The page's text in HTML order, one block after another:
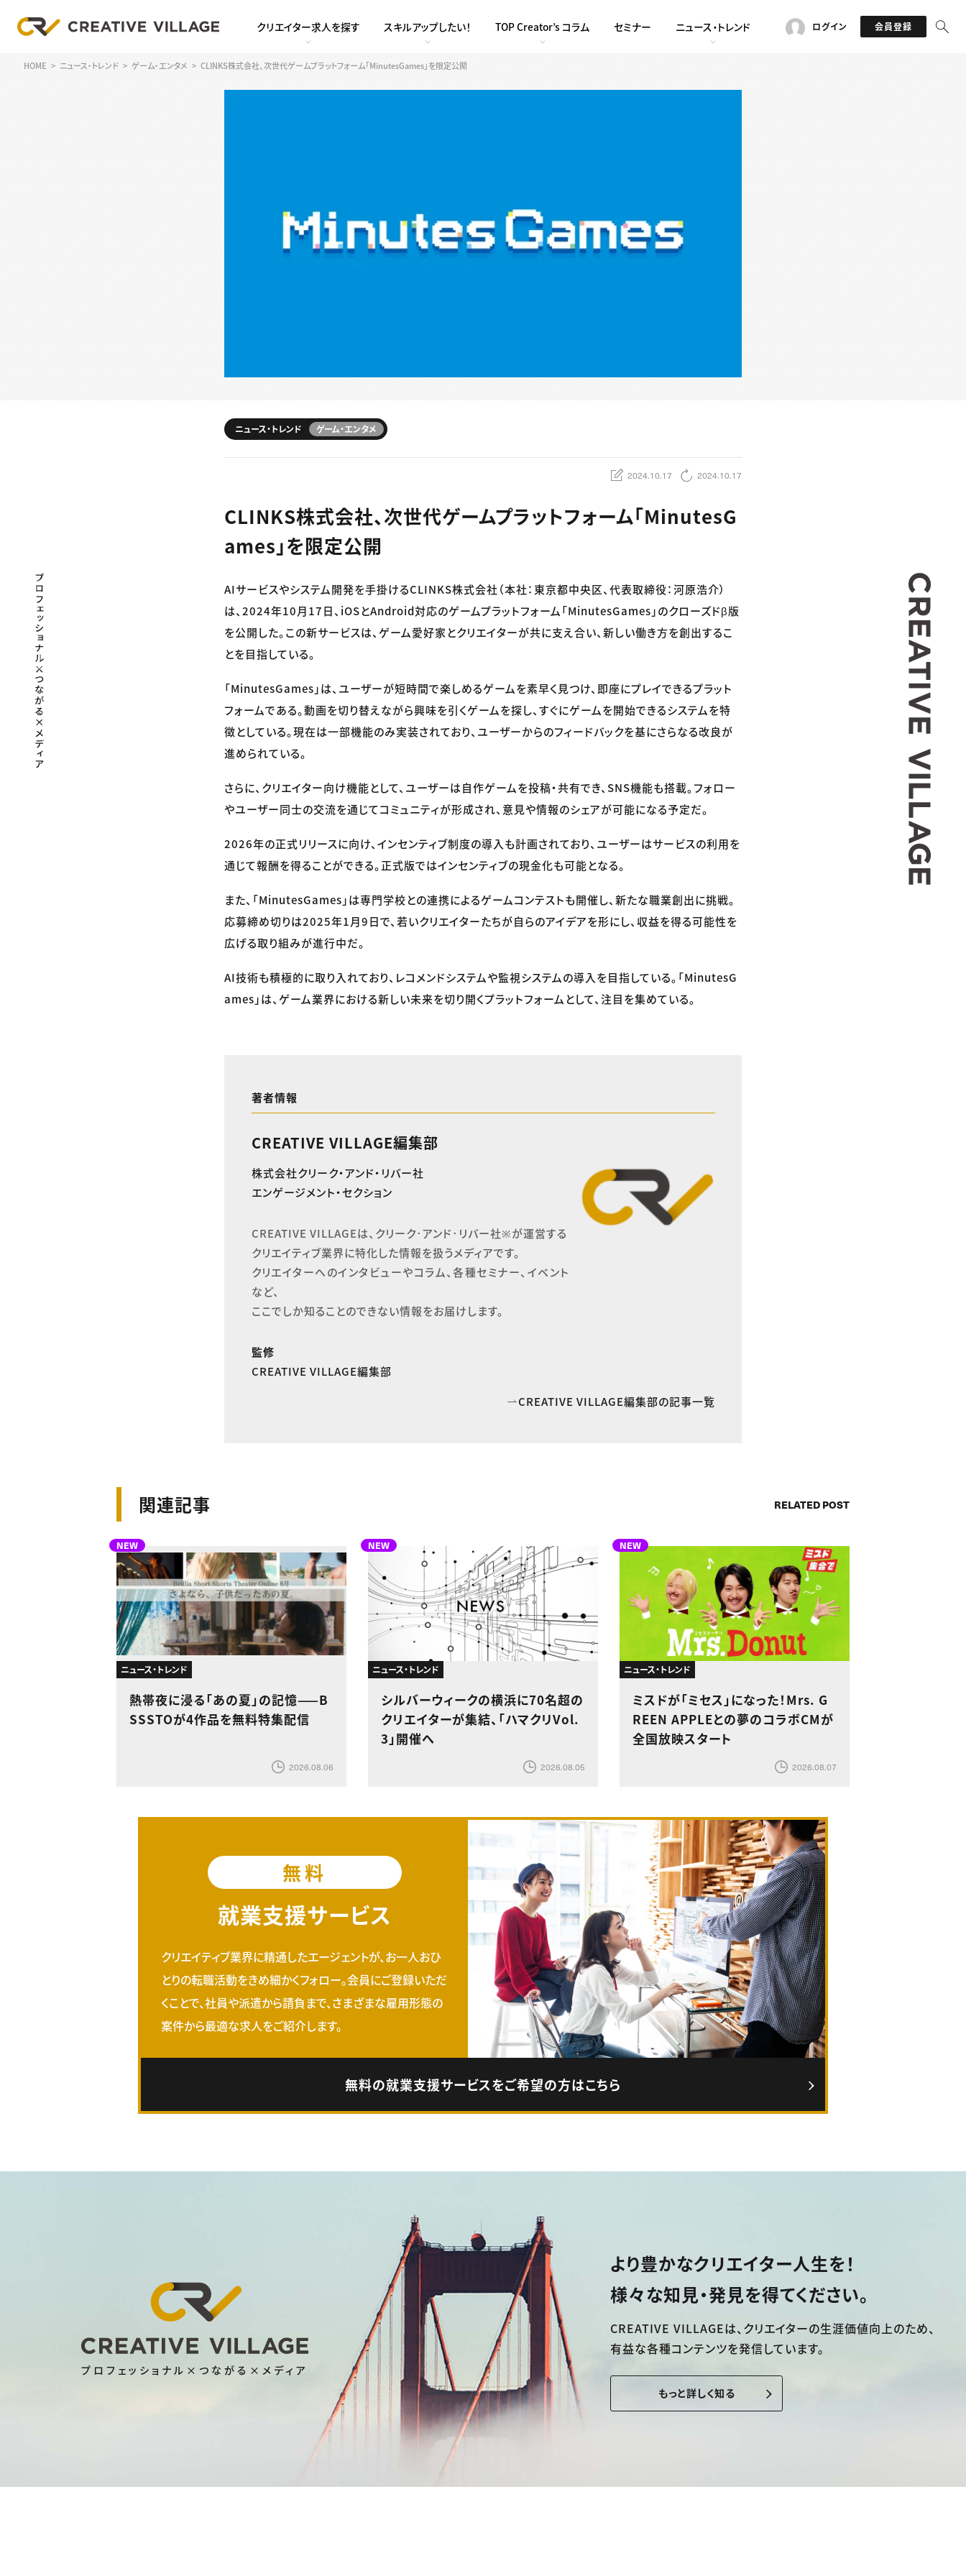
クリエイター求人を探す スキルアップしたい！ TOP Creator’s コラム セミナー ニュース・トレンド ログイン 会員登録
HOME ニュース・トレンド ゲーム・エンタメ CLINKS株式会社、次世代ゲームプラットフォーム「MinutesGames」を限定公開
ニュース・トレンド ゲーム・エンタメ
2024.10.17 2024.10.17
CLINKS株式会社、次世代ゲームプラットフォーム「MinutesG
ames」を限定公開
AIサービスやシステム開発を手掛けるCLINKS株式会社（本社：東京都中央区、代表取締役：河原浩介）
は、2024年10月17日、iOSとAndroid対応のゲームプラットフォーム「MinutesGames」のクローズドβ版
を公開した。この新サービスは、ゲーム愛好家とクリエイターが共に支え合い、新しい働き方を創出するこ
とを目指している。
「MinutesGames」は、ユーザーが短時間で楽しめるゲームを素早く見つけ、即座にプレイできるプラット
フォームである。動画を切り替えながら興味を引くゲームを探し、すぐにゲームを開始できるシステムを特
徴としている。現在は一部機能のみ実装されており、ユーザーからのフィードバックを基にさらなる改良が
進められている。
さらに、クリエイター向け機能として、ユーザーは自作ゲームを投稿・共有でき、SNS機能も搭載。フォロー
やユーザー同士の交流を通じてコミュニティが形成され、意見や情報のシェアが可能になる予定だ。
2026年の正式リリースに向け、インセンティブ制度の導入も計画されており、ユーザーはサービスの利用を
通じて報酬を得ることができる。正式版ではインセンティブの現金化も可能となる。
また、「MinutesGames」は専門学校との連携によるゲームコンテストも開催し、新たな職業創出に挑戦。
応募締め切りは2025年1月9日で、若いクリエイターたちが自らのアイデアを形にし、収益を得る可能性を
広げる取り組みが進行中だ。
AI技術も積極的に取り入れており、レコメンドシステムや監視システムの導入を目指している。「MinutesG
ames」は、ゲーム業界における新しい未来を切り開くプラットフォームとして、注目を集めている。
著者情報
CREATIVE VILLAGE編集部
株式会社クリーク・アンド・リバー社
エンゲージメント・セクション
CREATIVE VILLAGEは、クリーク･アンド･リバー社※が運営する
クリエイティブ業界に特化した情報を扱うメディアです。
クリエイターへのインタビューやコラム、各種セミナー、イベント
など、
ここでしか知ることのできない情報をお届けします。
監修
CREATIVE VILLAGE編集部
CREATIVE VILLAGE編集部の記事一覧
関連記事 RELATED POST
NEW
ニュース・トレンド
熱帯夜に浸る「あの夏」の記憶——B
SSSTOが4作品を無料特集配信
2026.08.06
NEW
ニュース・トレンド
シルバーウィークの横浜に70名超の
クリエイターが集結、「ハマクリVol.
3」開催へ
2026.08.05
NEW
ニュース・トレンド
ミスドが「ミセス」になった！Mrs. G
REEN APPLEとの夢のコラボCMが
全国放映スタート
2026.08.07
無料
就業支援サービス
クリエイティブ業界に精通したエージェントが、お一人おひ
とりの転職活動をきめ細かくフォロー。会員にご登録いただ
くことで、社員や派遣から請負まで、さまざまな雇用形態の
案件から最適な求人をご紹介します。
無料の就業支援サービスをご希望の方はこちら
プロフェッショナル×つながる×メディア
より豊かなクリエイター人生を！
様々な知見・発見を得てください。
CREATIVE VILLAGEは、 クリエイターの生涯価値向上のため、
有益な各種コンテンツを発信しています。
もっと詳しく知る